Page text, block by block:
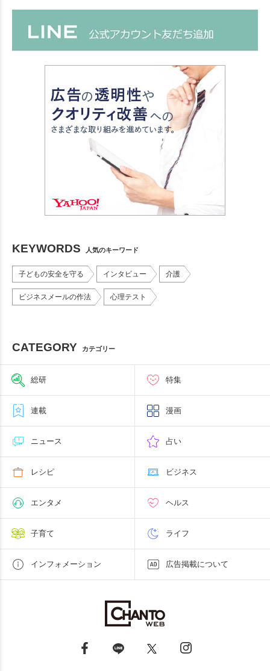
KEYWORDS 人気のキーワード
子どもの安全を守る インタビュー 介護
ビジネスメールの作法 心理テスト
CATEGORY カテゴリー
総研 特集
連載 漫画
ニュース 占い
レシピ ビジネス
エンタメ ヘルス
子育て ライフ
インフォメーション 広告掲載について